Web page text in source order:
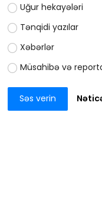
Uğur hekayələri
Tənqidi yazılar
Xəbərlər
Müsahibə və
Səs verin